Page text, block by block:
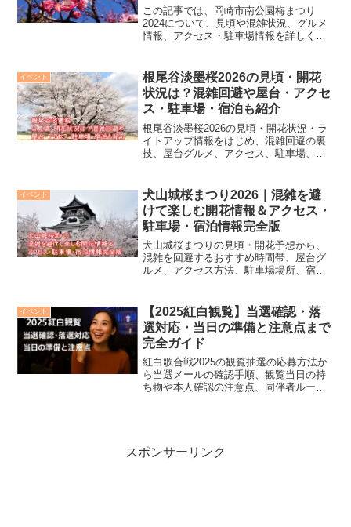
この記事では、岡崎市南公園梅まつり
2024について、見頃や混雑状況、グルメ
情報、アクセス・駐車場情報を詳しくお
い。
イベント
根尾谷淡墨桜2026の見頃・開花
状況は？混雑回避や屋台・アクセ
ス・駐車場・宿泊も紹介
根尾谷淡墨桜2026の見頃・開花状況・ラ
イトアップ情報をはじめ、混雑回避の裏
技、屋台グルメ、アクセス、駐車場、宿
場スポットも紹介。春の絶景を満喫する
ための最新情報をお届けします。
イベント
犬山城桜まつり2026｜混雑を避
けて楽しむ開花情報＆アクセス・
駐車場・宿泊情報完全版
犬山城桜まつりの見頃・開花予想から、
混雑を回避するおすすめ時間帯、屋台グ
ルメ、アクセス方法、駐車場場所、宿泊
ットや人力車、遊覧船情報も紹介。春の
絶景と歴史ロマンを満喫する完全ガイド
です。
イベント
【2025紅白観覧】当選確認・落
選対応・当日の準備と注意点まで
完全ガイド
紅白歌合戦2025の観覧抽選の応募方法か
ら当選メールの確認手順、観覧当日の持
ち物や本人確認の注意点、同伴者ルー
スポンサーリンク